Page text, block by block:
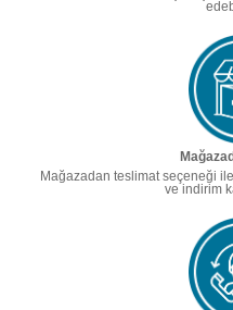
Mağazadan teslimat seçeneği
ve indirim